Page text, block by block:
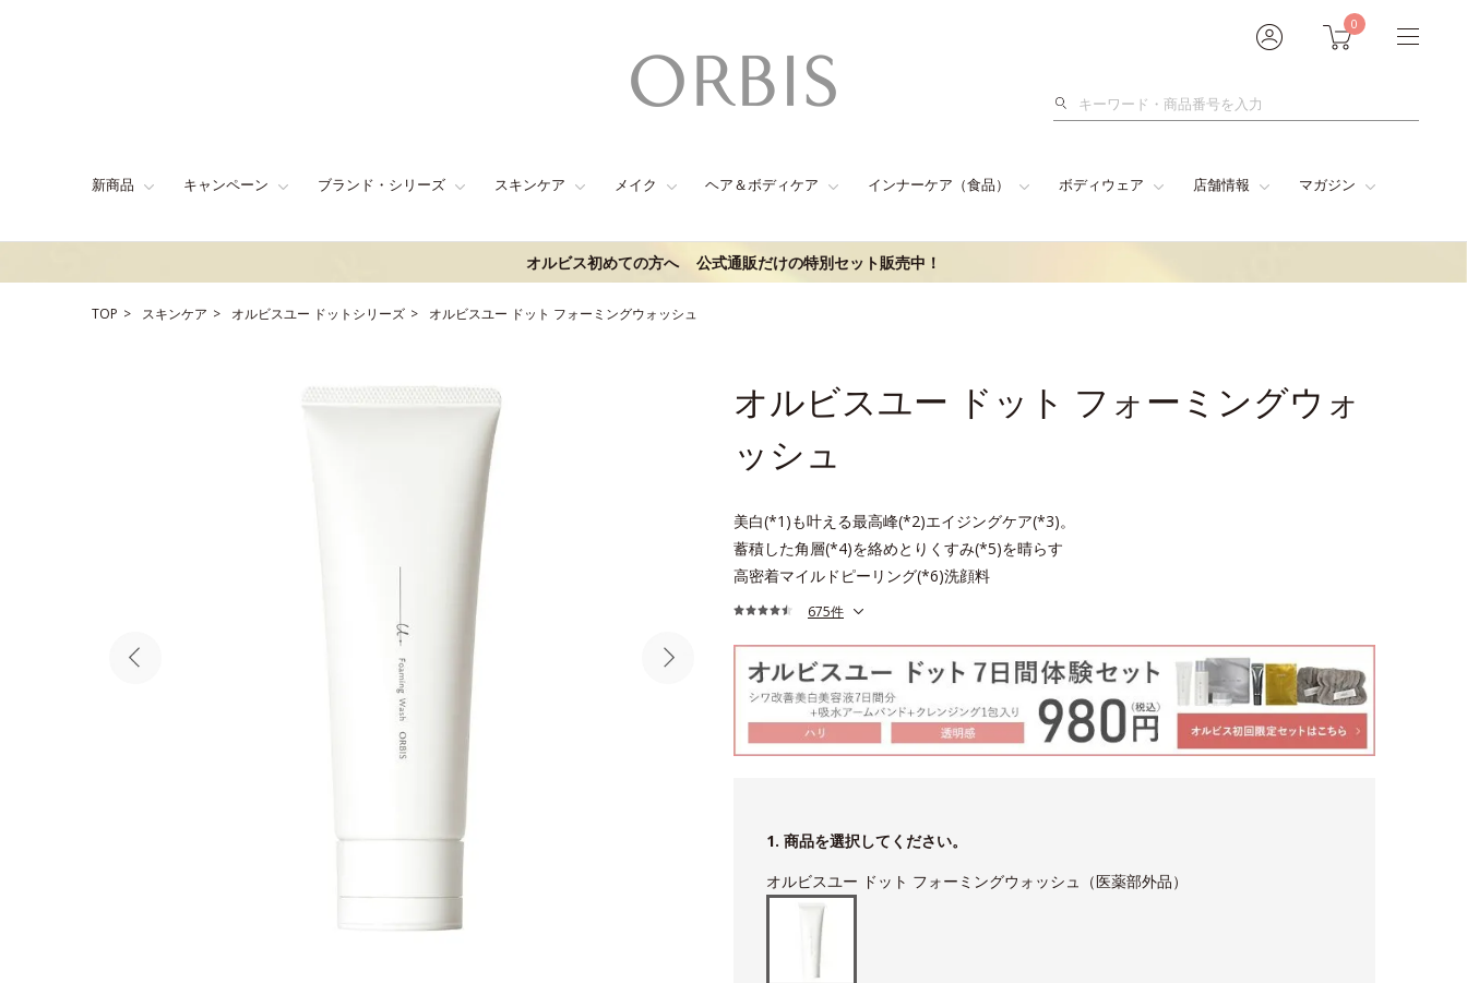
0
検
新商品 キャンペーン ブランド・シリーズ スキンケア メイク ヘア＆ボディケア インナーケア（食品） ボディウェア 店舗情報 マガジン
オルビス初めての方へ 公式通販だけの特別セット販売中！
TOP スキンケア オルビスユー ドットシリーズ オルビスユー ドット フォーミングウォッシュ
オルビスユー ドット フォーミングウォ
ッシュ
美白(*1)も叶える最高峰(*2)エイジングケア(*3)。
蓄積した角層(*4)を絡めとりくすみ(*5)を晴らす
高密着マイルドピーリング(*6)洗顔料
675件
1. 商品を選択してください。
オルビスユー ドット フォーミングウォッシュ（医薬部外品）